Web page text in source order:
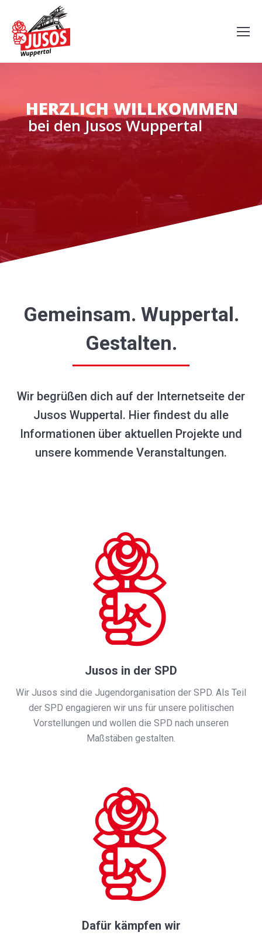
HERZLICH WILLKOMMEN
bei den Jusos Wuppertal
Gemeinsam. Wuppertal.
Gestalten.
Wir begrüßen dich auf der Internetseite der
Jusos Wuppertal. Hier findest du alle
Informationen über aktuellen Projekte und
unsere kommende Veranstaltungen.
Jusos in der SPD
Wir Jusos sind die Jugendorganisation der SPD. Als Teil
der SPD engagieren wir uns für unsere politischen
Vorstellungen und wollen die SPD nach unseren
Maßstäben gestalten.
Dafür kämpfen wir